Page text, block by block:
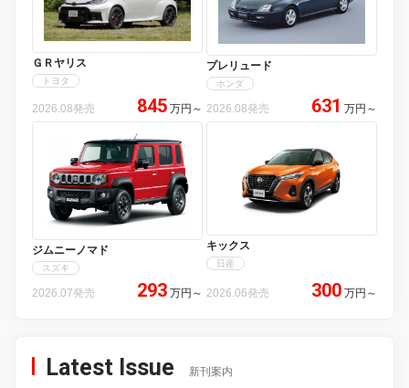
ＧＲヤリス
トヨタ
2026.08発売 845 万円 ～
プレリュード
ホンダ
2026.08発売 631 万円 ～
ジムニーノマド
スズキ
2026.07発売 293 万円 ～
キックス
日産
2026.06発売 300 万円 ～
Latest Issue 新刊案内